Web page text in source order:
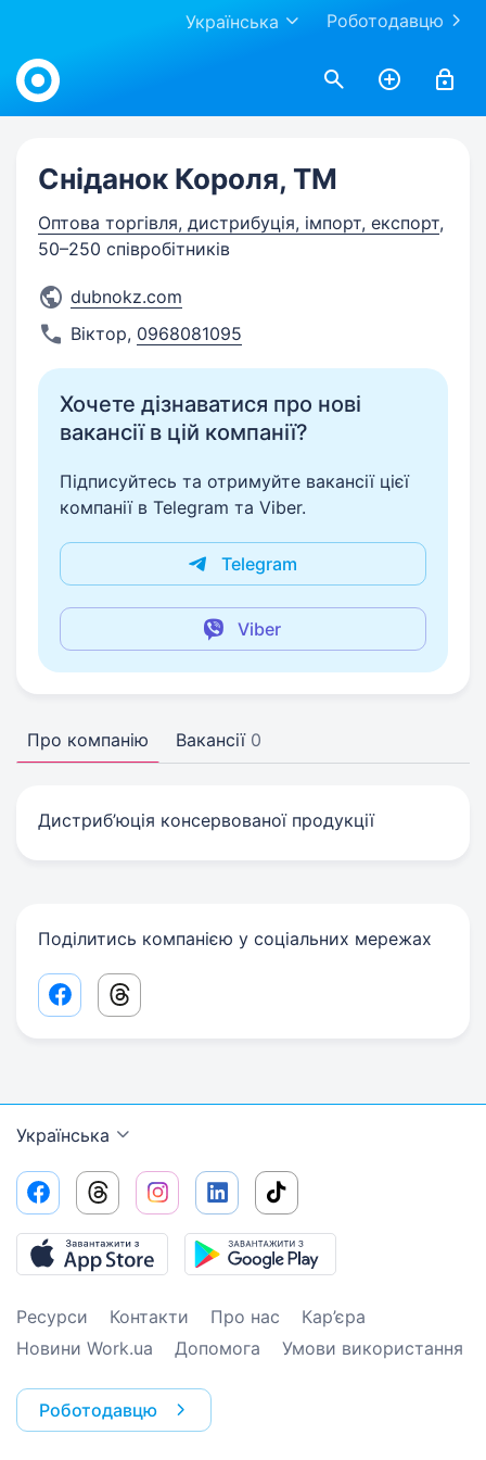
Роботодавцю
Українська
Work.ua
Сніданок Короля, ТМ
Оптова торгівля, дистрибуція, імпорт, експорт,
50–250 співробітників
dubnokz.com
Віктор, 0968081095
Хочете дізнаватися про нові
вакансії в цій компанії?
Підписуйтесь та отримуйте вакансії цієї
компанії в Telegram та Viber.
Telegram
Viber
Про компанію Вакансії 0
Дистриб’юція консервованої продукції
Поділитись компанією у соціальних мережах
Facebook share link
Threads share link
Українська
Ресурси Контакти Про нас
Кар’єра
Новини Work.ua
Допомога Умови використання
Роботодавцю